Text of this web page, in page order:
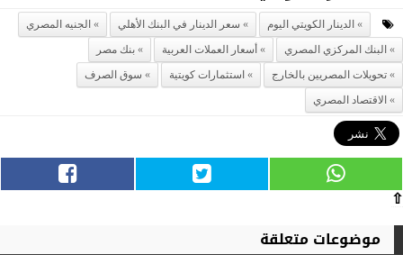
الدينار الكويتي اليوم سعر الدينار في البنك الأهلي
الجنيه المصري
البنك المركزي المصري
أسعار العملات العربية
بنك مصر
تحويلات المصريين بالخارج
استثمارات كويتية
سوق الصرف
الاقتصاد المصري
⇧
موضوعات متعلقة